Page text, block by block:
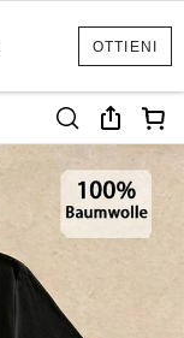
OTTIENI